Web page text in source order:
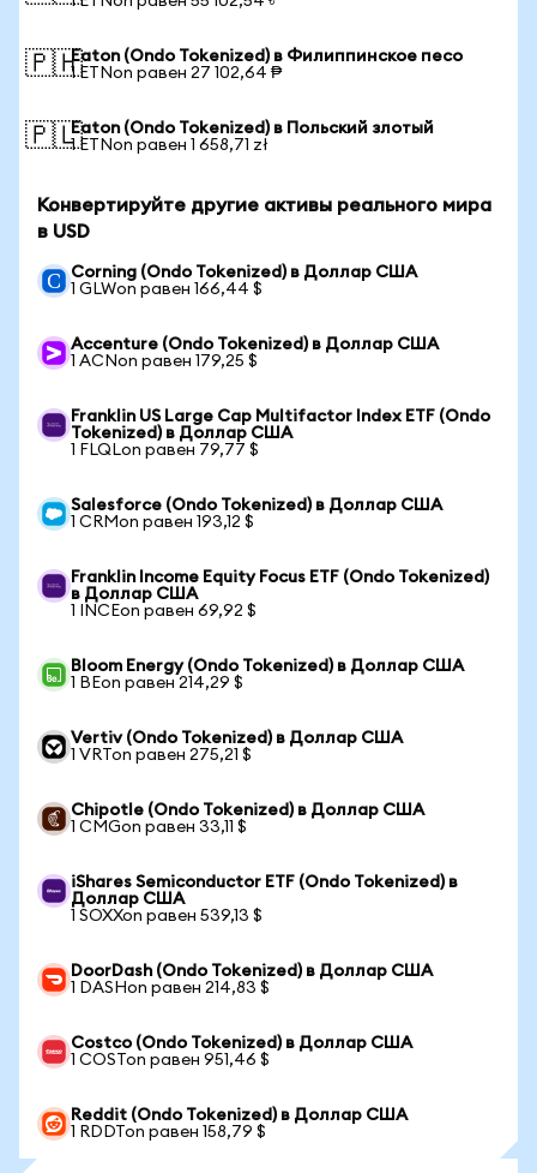
🇵🇭Eaton (Ondo Tokenized) в Филиппинское песо
1 ETNon равен 27 102,64 ₱
🇵🇱Eaton (Ondo Tokenized) в Польский злотый
1 ETNon равен 1 658,71 zł
Конвертируйте другие активы реального мира
в USD
Corning (Ondo Tokenized) в Доллар США
1 GLWon равен 166,44 $
Accenture (Ondo Tokenized) в Доллар США
1 ACNon равен 179,25 $
Franklin US Large Cap Multifactor Index ETF (Ondo
Tokenized) в Доллар США
1 FLQLon равен 79,77 $
Salesforce (Ondo Tokenized) в Доллар США
1 CRMon равен 193,12 $
Franklin Income Equity Focus ETF (Ondo Tokenized)
в Доллар США
1 INCEon равен 69,92 $
Bloom Energy (Ondo Tokenized) в Доллар США
1 BEon равен 214,29 $
Vertiv (Ondo Tokenized) в Доллар США
1 VRTon равен 275,21 $
Chipotle (Ondo Tokenized) в Доллар США
1 CMGon равен 33,11 $
iShares Semiconductor ETF (Ondo Tokenized) в
Доллар США
1 SOXXon равен 539,13 $
DoorDash (Ondo Tokenized) в Доллар США
1 DASHon равен 214,83 $
Costco (Ondo Tokenized) в Доллар США
1 COSTon равен 951,46 $
Reddit (Ondo Tokenized) в Доллар США
1 RDDTon равен 158,79 $